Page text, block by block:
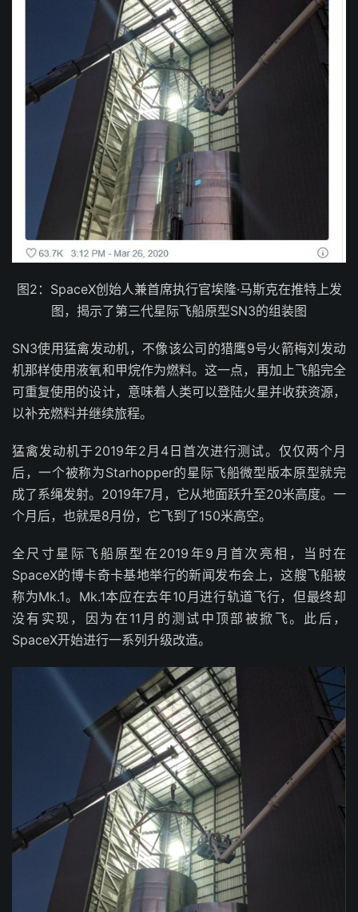
图2：SpaceX创始人兼首席执行官埃隆·马斯克在推特上发
图，揭示了第三代星际飞船原型SN3的组装图
SN3使用猛禽发动机，不像该公司的猎鹰9号火箭梅刘发动
机那样使用液氧和甲烷作为燃料。这一点，再加上飞船完全
可重复使用的设计，意味着人类可以登陆火星并收获资源，
以补充燃料并继续旅程。
猛禽发动机于2019年2月4日首次进行测试。仅仅两个月
后，一个被称为Starhopper的星际飞船微型版本原型就完
成了系绳发射。2019年7月，它从地面跃升至20米高度。一
个月后，也就是8月份，它飞到了150米高空。
全尺寸星际飞船原型在2019年9月首次亮相，当时在
SpaceX的博卡奇卡基地举行的新闻发布会上，这艘飞船被
称为Mk.1。Mk.1本应在去年10月进行轨道飞行，但最终却
没有实现，因为在11月的测试中顶部被掀飞。此后，
SpaceX开始进行一系列升级改造。